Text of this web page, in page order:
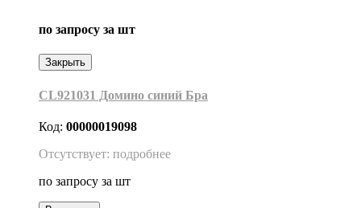
по запросу за шт
Закрыть
CL921031 Домино синий Бра
Код: 00000019098
Отсутствует: подробнее
по запросу за шт